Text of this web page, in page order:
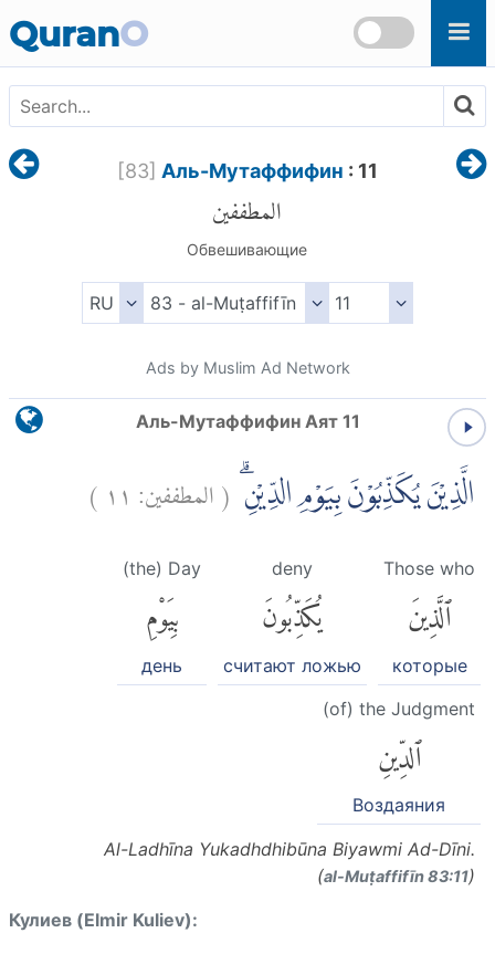
QuranO
[83] Аль-Мутаффифин : 11
المطففين
Обвешивающие
Ads by Muslim Ad Network
Аль-Мутаффифин Аят 11
الَّذِيْنَ يُكَذِّبُوْنَ بِيَوْمِ الدِّيْنِۗ (المطففين: ١١ )
Those who
ٱلَّذِينَ
которые
deny
يُكَذِّبُونَ
считают ложью
(the) Day
بِيَوْمِ
день
(of) the Judgment
ٱلدِّينِ
Воздаяния
Al-Ladhīna Yukadhdhibūna Biyawmi Ad-Dīni.
(al-Muṭaffifīn 83:11)
Кулиев (Elmir Kuliev):